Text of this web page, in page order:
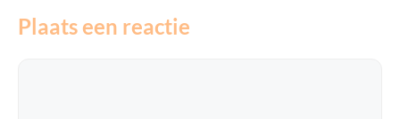
Plaats een reactie